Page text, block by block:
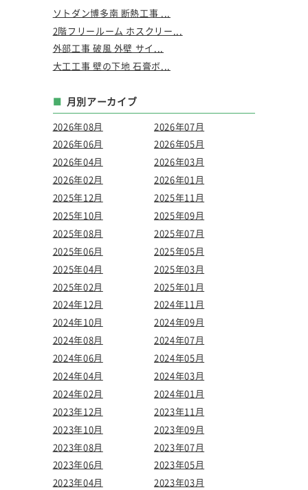
ソトダン博多南 断熱工事 ...
2階フリールーム ホスクリー...
外部工事 破風 外壁 サイ...
大工工事 壁の下地 石膏ボ...
月別アーカイブ
2026年08月
2026年07月
2026年06月
2026年05月
2026年04月
2026年03月
2026年02月
2026年01月
2025年12月
2025年11月
2025年10月
2025年09月
2025年08月
2025年07月
2025年06月
2025年05月
2025年04月
2025年03月
2025年02月
2025年01月
2024年12月
2024年11月
2024年10月
2024年09月
2024年08月
2024年07月
2024年06月
2024年05月
2024年04月
2024年03月
2024年02月
2024年01月
2023年12月
2023年11月
2023年10月
2023年09月
2023年08月
2023年07月
2023年06月
2023年05月
2023年04月
2023年03月